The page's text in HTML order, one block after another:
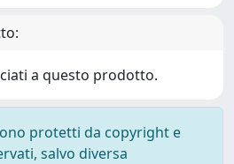
a questo prodotto.
protetti da copyright e
salvo diversa